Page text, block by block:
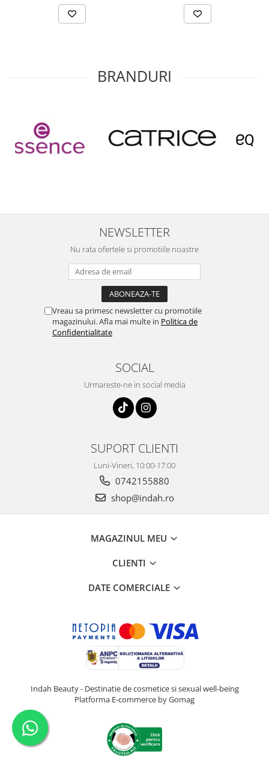
BRANDURI
NEWSLETTER
Nu rata ofertele si promotiile noastre
Vreau sa primesc newsletter cu promotiile
magazinului. Afla mai multe in Politica de
Confidentialitate
SOCIAL
Urmareste-ne in social media
SUPORT CLIENTI
Luni-Vineri, 10:00-17:00
0742155880
shop@indah.ro
MAGAZINUL MEU
CLIENTI
DATE COMERCIALE
Indah Beauty - Destinatie de cosmetice si sexual well-being
Platforma E-commerce by Gomag